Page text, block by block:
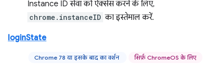
Instance ID सेवा को ऐक्सेस करने के लिए,
chrome.instanceID का इस्तेमाल करें.
loginState
Chrome 78 या इसके बाद का वर्शन सिर्फ़ ChromeOS के लिए